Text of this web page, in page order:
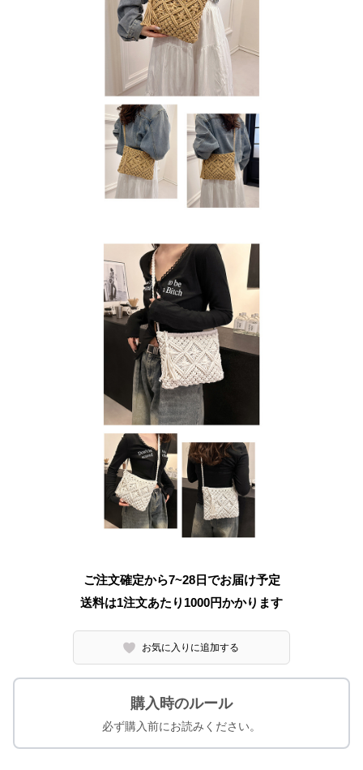
ご注文確定から7~28日でお届け予定
送料は1注文あたり 1000円かかります
お気に入りに追加する
購入時のルール
必ず購入前にお読みください。